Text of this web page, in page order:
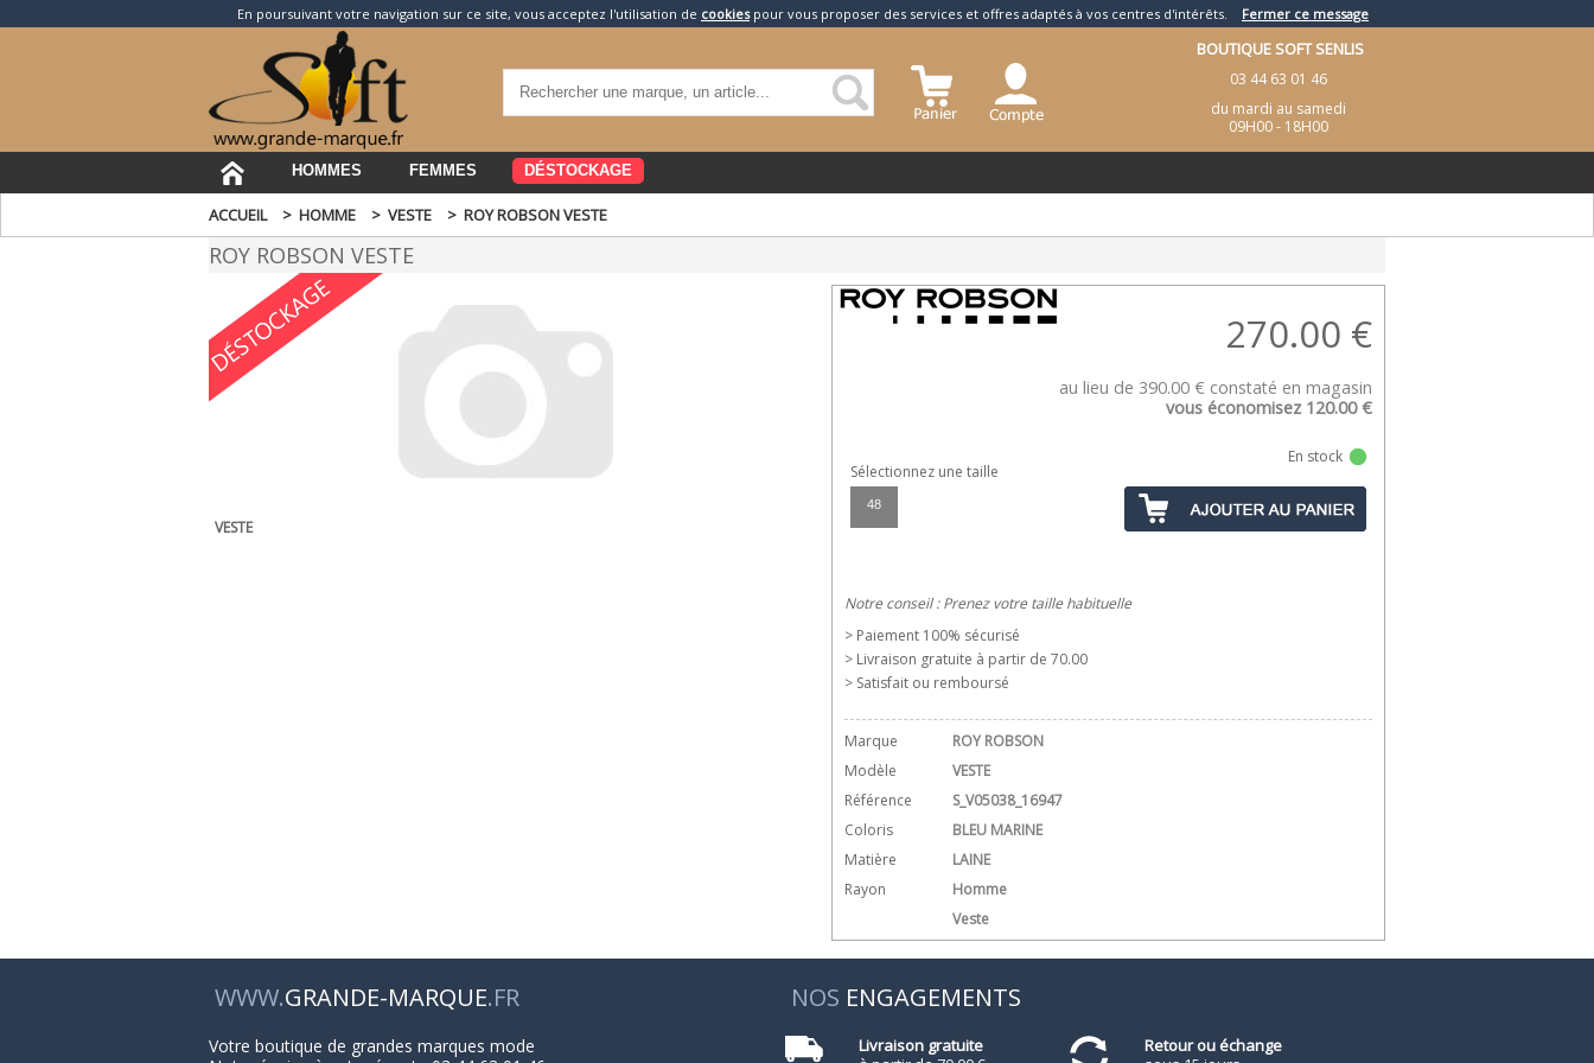
En poursuivant votre navigation sur ce site, vous acceptez l'utilisation de cookiespour vous proposer des services et offres adaptés à vos centres d'intérêts. Fermer ce message
BOUTIQUE SOFT SENLIS
03 44 63 01 46
du mardi au samedi
09H00 - 18H00
HOMMES FEMMES DÉSTOCKAGE
ACCUEIL > HOMME > VESTE > ROY ROBSON VESTE
ROY ROBSON VESTE
VESTE
270.00 €
au lieu de 390.00 € constaté en magasin
vous économisez 120.00 €
En stock
Sélectionnez une taille
48
Notre conseil : Prenez votre taille habituelle
> Paiement 100% sécurisé
> Livraison gratuite à partir de 70.00 
> Satisfait ou remboursé
Marque
ROY ROBSON
Modèle
VESTE
Référence
S_V05038_16947
Coloris
BLEU MARINE
Matière
LAINE
Rayon
Homme
Veste
WWW.GRANDE-MARQUE.FR
Votre boutique de grandes marques mode
NOS ENGAGEMENTS
Livraison gratuite
Retour ou échange